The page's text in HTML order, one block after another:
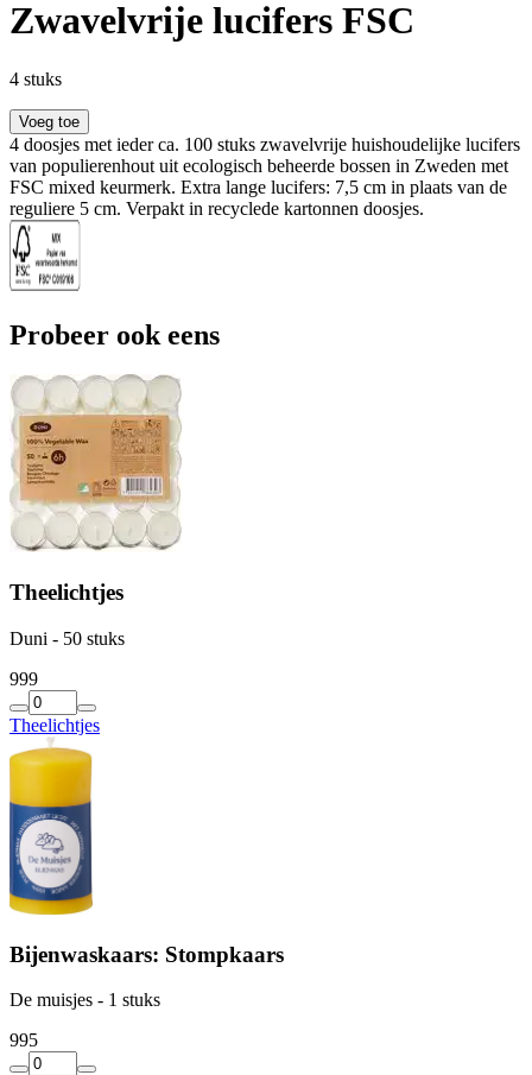
Zwavelvrije lucifers FSC
4 stuks
Voeg toe
4 doosjes met ieder ca. 100 stuks zwavelvrije huishoudelijke lucifers
van populierenhout uit ecologisch beheerde bossen in Zweden met
FSC mixed keurmerk. Extra lange lucifers: 7,5 cm in plaats van de
reguliere 5 cm. Verpakt in recyclede kartonnen doosjes.
Probeer ook eens
Theelichtjes
Duni - 50 stuks
999
Theelichtjes
Bijenwaskaars: Stompkaars
De muisjes - 1 stuks
995